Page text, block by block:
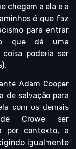
chegam a ela e a
é que faz
para entrar
que dá uma
poderia ser
Adam Cooper
de salvação para
com os demais
de Crowe ser
por contexto, a
igualmente